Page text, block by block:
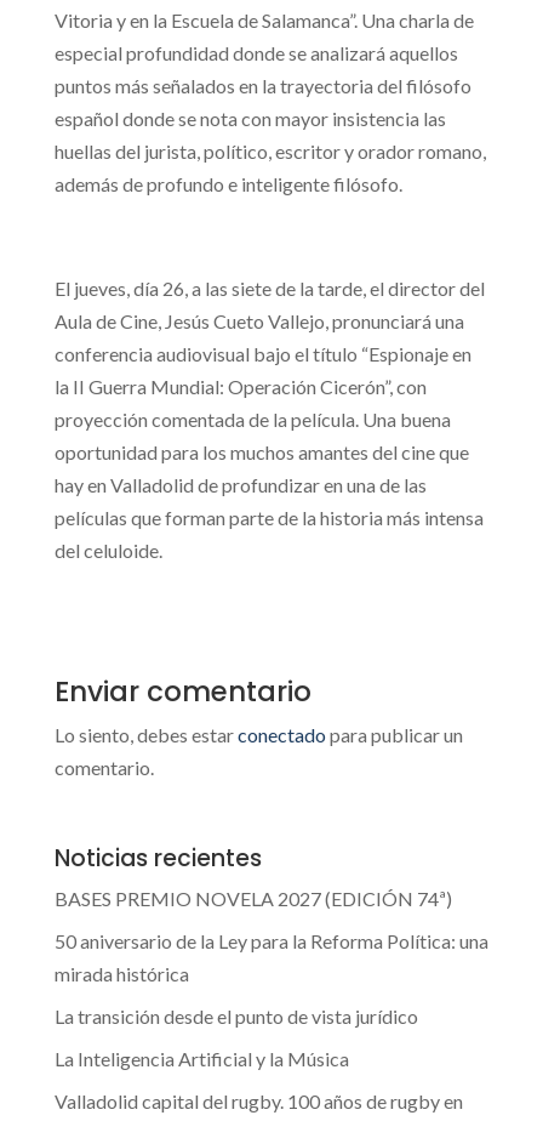
Vitoria y en la Escuela de Salamanca”. Una charla de
especial profundidad donde se analizará aquellos
puntos más señalados en la trayectoria del filósofo
español donde se nota con mayor insistencia las
huellas del jurista, político, escritor y orador romano,
además de profundo e inteligente filósofo.
El jueves, día 26, a las siete de la tarde, el director del
Aula de Cine, Jesús Cueto Vallejo, pronunciará una
conferencia audiovisual bajo el título “Espionaje en
la II Guerra Mundial: Operación Cicerón”, con
proyección comentada de la película. Una buena
oportunidad para los muchos amantes del cine que
hay en Valladolid de profundizar en una de las
películas que forman parte de la historia más intensa
del celuloide.
Enviar comentario
Lo siento, debes estarconectado para publicar un
comentario.
Noticias recientes
BASES PREMIO NOVELA 2027 (EDICIÓN 74ª)
50 aniversario de la Ley para la Reforma Política: una
mirada histórica
La transición desde el punto de vista jurídico
La Inteligencia Artificial y la Música
Valladolid capital del rugby. 100 años de rugby en